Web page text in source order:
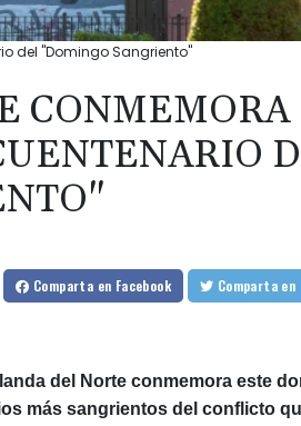
del "Domingo Sangriento"
CONMEMORA
Comparta en Facebook Comparta
del Norte conmemora este
más sangrientos del conflicto